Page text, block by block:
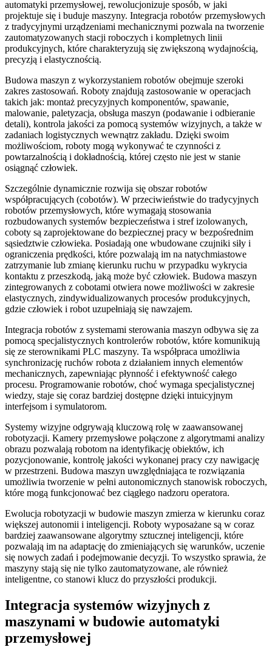
automatyki przemysłowej, rewolucjonizuje sposób, w jaki
projektuje się i buduje maszyny. Integracja robotów przemysłowych
z tradycyjnymi urządzeniami mechanicznymi pozwala na tworzenie
zautomatyzowanych stacji roboczych i kompletnych linii
produkcyjnych, które charakteryzują się zwiększoną wydajnością,
precyzją i elastycznością.
Budowa maszyn z wykorzystaniem robotów obejmuje szeroki
zakres zastosowań. Roboty znajdują zastosowanie w operacjach
takich jak: montaż precyzyjnych komponentów, spawanie,
malowanie, paletyzacja, obsługa maszyn (podawanie i odbieranie
detali), kontrola jakości za pomocą systemów wizyjnych, a także w
zadaniach logistycznych wewnątrz zakładu. Dzięki swoim
możliwościom, roboty mogą wykonywać te czynności z
powtarzalnością i dokładnością, której często nie jest w stanie
osiągnąć człowiek.
Szczególnie dynamicznie rozwija się obszar robotów
współpracujących (cobotów). W przeciwieństwie do tradycyjnych
robotów przemysłowych, które wymagają stosowania
rozbudowanych systemów bezpieczeństwa i stref izolowanych,
coboty są zaprojektowane do bezpiecznej pracy w bezpośrednim
sąsiedztwie człowieka. Posiadają one wbudowane czujniki siły i
ograniczenia prędkości, które pozwalają im na natychmiastowe
zatrzymanie lub zmianę kierunku ruchu w przypadku wykrycia
kontaktu z przeszkodą, jaką może być człowiek. Budowa maszyn
zintegrowanych z cobotami otwiera nowe możliwości w zakresie
elastycznych, zindywidualizowanych procesów produkcyjnych,
gdzie człowiek i robot uzupełniają się nawzajem.
Integracja robotów z systemami sterowania maszyn odbywa się za
pomocą specjalistycznych kontrolerów robotów, które komunikują
się ze sterownikami PLC maszyny. Ta współpraca umożliwia
synchronizację ruchów robota z działaniem innych elementów
mechanicznych, zapewniając płynność i efektywność całego
procesu. Programowanie robotów, choć wymaga specjalistycznej
wiedzy, staje się coraz bardziej dostępne dzięki intuicyjnym
interfejsom i symulatorom.
Systemy wizyjne odgrywają kluczową rolę w zaawansowanej
robotyzacji. Kamery przemysłowe połączone z algorytmami analizy
obrazu pozwalają robotom na identyfikację obiektów, ich
pozycjonowanie, kontrolę jakości wykonanej pracy czy nawigację
w przestrzeni. Budowa maszyn uwzględniająca te rozwiązania
umożliwia tworzenie w pełni autonomicznych stanowisk roboczych,
które mogą funkcjonować bez ciągłego nadzoru operatora.
Ewolucja robotyzacji w budowie maszyn zmierza w kierunku coraz
większej autonomii i inteligencji. Roboty wyposażane są w coraz
bardziej zaawansowane algorytmy sztucznej inteligencji, które
pozwalają im na adaptację do zmieniających się warunków, uczenie
się nowych zadań i podejmowanie decyzji. To wszystko sprawia, że
maszyny stają się nie tylko zautomatyzowane, ale również
inteligentne, co stanowi klucz do przyszłości produkcji.
Integracja systemów wizyjnych z
maszynami w budowie automatyki
przemysłowej